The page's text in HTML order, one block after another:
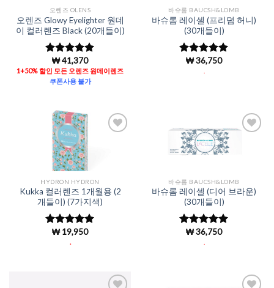
오렌즈 OLENS
오렌즈 Glowy Eyelighter 원데
이 컬러렌즈 Black (20개들이)
5 중에서
로 평가됨
₩41,370
1+50% 할인 모든 오렌즈 원데이렌즈
쿠폰사용 불가
바슈롬 BAUCSH&LOMB
바슈롬 레이셀 (프리덤 허니)
(30개들이)
5 중에서
로 평
₩36,750
HYDRON HYDRON
Kukka 컬러렌즈 1개월용 (2
개들이) (7가지색)
5 중에서
로 평
₩19,950
.
바슈롬 BAUCSH&LOMB
바슈롬 레이셀 (디어 브라운)
(30개들이)
5 중에서
로 평
₩36,750